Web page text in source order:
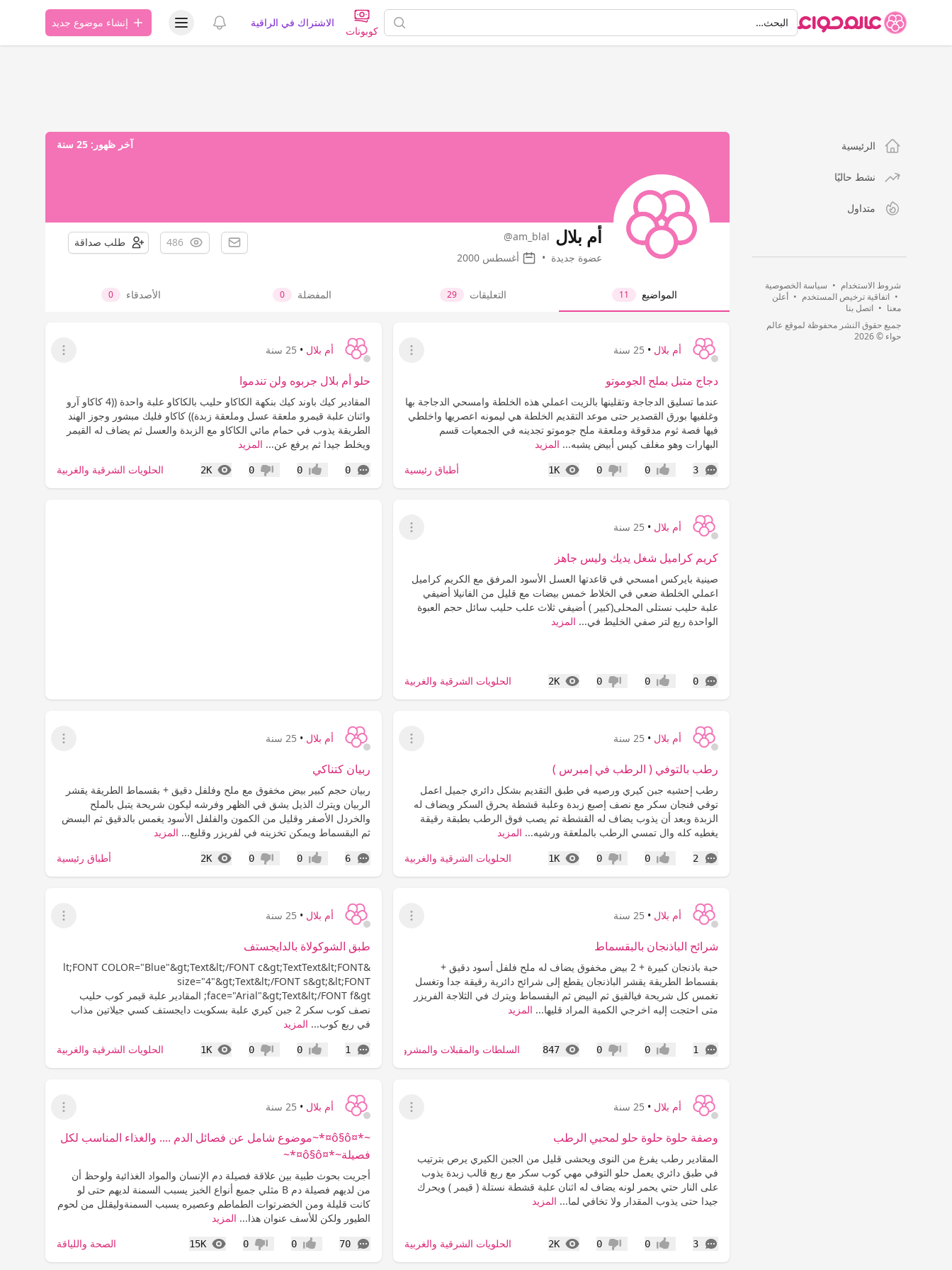
البحثالبحث…
كوبونات
الاشتراك في الراقية عرض الإشعاراتعرض قائمة المستخدمإنشاء موضوع جديد
الرئيسية
نشط حاليًا
متداول
شروط الاستخدام • سياسة الخصوصية
• اتفاقية ترخيص المستخدم • أعلن
معنا • اتصل بنا
جميع حقوق النشر محفوظة لموقع عالم
حواء © 2026
آخر ظهور: 25 سنة
أم بلال @am_blal
عضوة جديدة • أغسطس 2000
486 طلب صداقة
المواضيع 11 التعليقات 29 المفضلة 0 الأصدقاء 0
أم بلال • 25 سنة
عرض القائمة
دجاج متبل بملح الجوموتو
عندما تسليق الدجاجة وتقلينها بالزيت اعملي هذه الخلطة وامسحي الدجاجة بها
وغلفيها بورق القصدير حتى موعد التقديم الخلطة هي ليمونه اعصريها واخلطي
فيها فصة ثوم مدقوقة وملعقة ملح جوموتو تجدينه في الجمعيات قسم
البهارات وهو مغلف كيس أبيض يشبه... المزيد
3
التعليقات إعجاب0 عدم إعجاب
0
1K
المشاهدات أطباق رئيسية
أم بلال • 25 سنة
عرض القائمة
حلو أم بلال جربوه ولن تندموا
المقادير كيك باوند كيك بنكهة الكاكاو حليب بالكاكاو علبة واحدة ((4 كاكاو آرو
واثنان علبة قيمرو ملعقة عسل وملعقة زبدة)) كاكاو فليك مبشور وجوز الهند
الطريقة يذوب في حمام مائي الكاكاو مع الزبدة والعسل ثم يضاف له القيمر
ويخلط جيدا ثم يرفع عن... المزيد
0
التعليقات إعجاب0 عدم إعجاب
0
2K
المشاهدات الحلويات الشرقية والغربية
أم بلال • 25 سنة
عرض القائمة
كريم كراميل شغل يديك وليس جاهز
صينية بايركس امسحي في قاعدتها العسل الأسود المرفق مع الكريم كراميل
اعملي الخلطة ضعي في الخلاط خمس بيضات مع قليل من الفانيلا أضيفي
علبة حليب نستلى المحلى(كبير ) أضيفي ثلاث علب حليب سائل حجم العبوة
الواحدة ربع لتر صفي الخليط في... المزيد
0
التعليقات إعجاب0 عدم إعجاب
0
2K
المشاهدات الحلويات الشرقية والغربية
أم بلال • 25 سنة
عرض القائمة
رطب بالتوفي ( الرطب في إمبرس )
رطب إحشيه جبن كيري ورصيه في طبق التقديم بشكل دائري جميل اعمل
توفي فنجان سكر مع نصف إصبع زبدة وعلبة قشطة يحرق السكر ويضاف له
الزبدة وبعد أن يذوب يضاف له القشطة ثم يصب فوق الرطب بطبقة رقيقة
يغطيه كله وال تمسي الرطب بالملعقة ورشيه... المزيد
2
التعليقات إعجاب0 عدم إعجاب
0
1K
المشاهدات الحلويات الشرقية والغربية
أم بلال • 25 سنة
عرض القائمة
ربيان كتناكي
ربيان حجم كبير بيض مخفوق مع ملح وفلفل دقيق + بقسماط الطريقة يقشر
الربيان ويترك الذيل يشق في الظهر وفرشه ليكون شريحة يتبل بالملح
والخردل الأصفر وقليل من الكمون والفلفل الأسود يغمس بالدقيق ثم البسض
ثم البقسماط ويمكن تخزينه في لفريزر وقليع... المزيد
6
التعليقات إعجاب0 عدم إعجاب
0
2K
المشاهدات أطباق رئيسية
أم بلال • 25 سنة
عرض القائمة
شرائح الباذنجان بالبقسماط
حبة باذنجان كبيرة + 2 بيض مخفوق يضاف له ملح فلفل أسود دقيق +
بقسماط الطريقة يقشر الباذنجان يقطع إلى شرائح دائرية رقيقة جدا وتغسل
تغمس كل شريحة فيالقيق ثم البيض ثم البقسماط ويترك في الثلاجة الفريزر
متى احتجت إليه اخرجي الكمية المراد قليها... المزيد
1
التعليقات إعجاب0 عدم إعجاب
0
847
المشاهدات السلطات والمقبلات والمشروبات
أم بلال • 25 سنة
عرض القائمة
طبق الشوكولاة بالدايجستف
&lt;FONT COLOR="Blue"&gt;Text&lt;/FONT c&gt;TextText&lt;FONT
size="4"&gt;Text&lt;/FONT s&gt;&lt;FONT
face="Arial"&gt;Text&lt;/FONT f&gt; المقادير علبة قيمر كوب حليب
نصف كوب سكر 2 جبن كيري علبة بسكويت دايجستف كسي جيلاتين مذاب
في ربع كوب... المزيد
1
التعليقات إعجاب0 عدم إعجاب
0
1K
المشاهدات الحلويات الشرقية والغربية
أم بلال • 25 سنة
عرض القائمة
وصفة حلوة حلوة حلو لمحبي الرطب
المقادير رطب يفرغ من النوى ويحشى قليل من الجبن الكيري يرص بترتيب
في طبق دائري يعمل حلو التوفي مهي كوب سكر مع ربع قالب زبدة يذوب
على النار حتي يحمر لونه يضاف له اثنان علبة قشطة نستلة ( قيمر ) ويحرك
جيدا حتى يذوب المقدار ولا تخافي لما... المزيد
3
التعليقات إعجاب0 عدم إعجاب
0
2K
المشاهدات الحلويات الشرقية والغربية
أم بلال • 25 سنة
عرض القائمة
~*¤ô§ô¤*~موضوع شامل عن فصائل الدم .... والغذاء المناسب لكل
فصيلة~*¤ô§ô¤*~
أجريت بحوث طبية بين علاقة فصيلة دم الإنسان والمواد الغذائية ولوحظ أن
من لديهم فصيلة دم B مثلي جميع أنواع الخبز يسبب السمنة لديهم حتى لو
كانت قليلة ومن الخضرتوات الطماطم وعصيره يسبب السمنةوليقلل من لحوم
الطيور ولكن للأسف عنوان هذا... المزيد
70
التعليقات إعجاب0 عدم إعجاب
0
15K
المشاهدات الصحة واللياقة